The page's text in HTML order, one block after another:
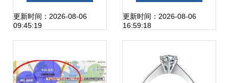
的华丽蜕变
更新时间：2026-08-06
09:45:19
术
更新时间：2026-08-06
16:59:18